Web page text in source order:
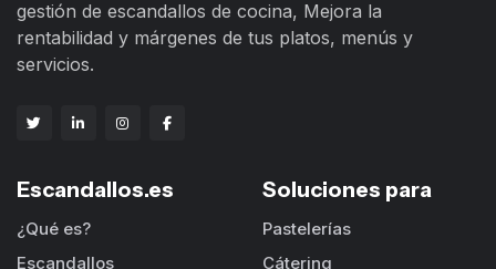
gestión de escandallos de cocina, Mejora la
rentabilidad y márgenes de tus platos, menús y
servicios.
Escandallos.es
¿Qué es?
Escandallos
Soluciones para
Pastelerías
Cátering